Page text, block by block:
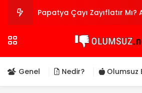
Papatya Çayı Zayıflatır Mı?
Dezavantajları Nelerdir?
Araknofobi Nedir?
Alüminyum Sülfat Al₂(SO₄)₃
Genel Nedir? Olumsuz